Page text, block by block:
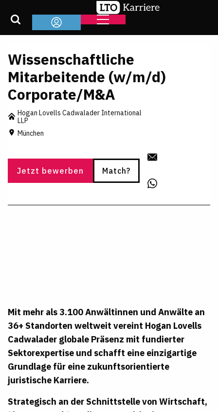
Wissenschaftliche
Mitarbeitende (w/m/d)
Corporate/M&A
Hogan Lovells Cadwalader International
LLP
München
Jetzt bewerben Match?
Mit mehr als 3.100 Anwältinnen und Anwälte an
36+ Standorten weltweit vereint Hogan Lovells
Cadwalader globale Präsenz mit fundierter
Sektorexpertise und schafft eine einzigartige
Grundlage für eine zukunftsorientierte
juristische Karriere.
Strategisch an der Schnittstelle von Wirtschaft,